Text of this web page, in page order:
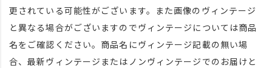
更されている可能性がございます。また画像のヴィンテージ
と異なる場合がございますのでヴィンテージについては商品
名をご確認ください。商品名にヴィンテージ記載の無い場
合、最新ヴィンテージまたはノンヴィンテージでのお届けと